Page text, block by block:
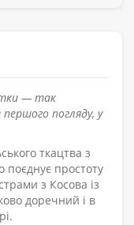
— так
погляду, у
ткацтва з
поєднує простоту
з Косова із
доречний і в